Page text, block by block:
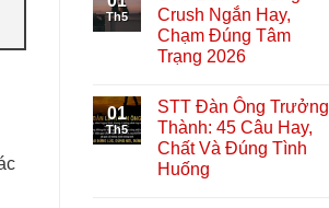
Th5
Crush Ngắn Hay,
Chạm Đúng Tâm
Trạng 2026
01
Th5
STT Đàn Ông Trưởng
Thành: 45 Câu Hay,
Chất Và Đúng Tình
Huống